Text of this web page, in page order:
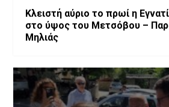
Κλειστή αύριο το πρωί η
στο ύψος του Μετσόβου –
Μηλιάς